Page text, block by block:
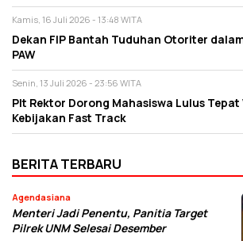
Kamis, 16 Juli 2026 - 13:48 WITA
Dekan FIP Bantah Tuduhan Otoriter
PAW
Senin, 13 Juli 2026 - 23:56 WITA
Plt Rektor Dorong Mahasiswa Lulus Tepat
Kebijakan Fast Track
BERITA TERBARU
Agendasiana
Menteri Jadi Penentu, Panitia Target
Pilrek UNM Selesai Desember